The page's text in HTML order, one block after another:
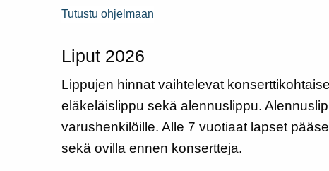
Tutustu ohjelmaan
Liput 2026
Lippujen hinnat vaihtelevat
eläkeläislippu sekä alennuslippu.
varushenkilöille. Alle 7 vuotiaat lapset
sekä ovilla ennen konsertteja.